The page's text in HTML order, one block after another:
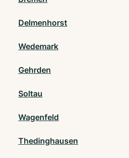
Delmenhorst
Wedemark
Gehrden
Soltau
Wagenfeld
Thedinghausen